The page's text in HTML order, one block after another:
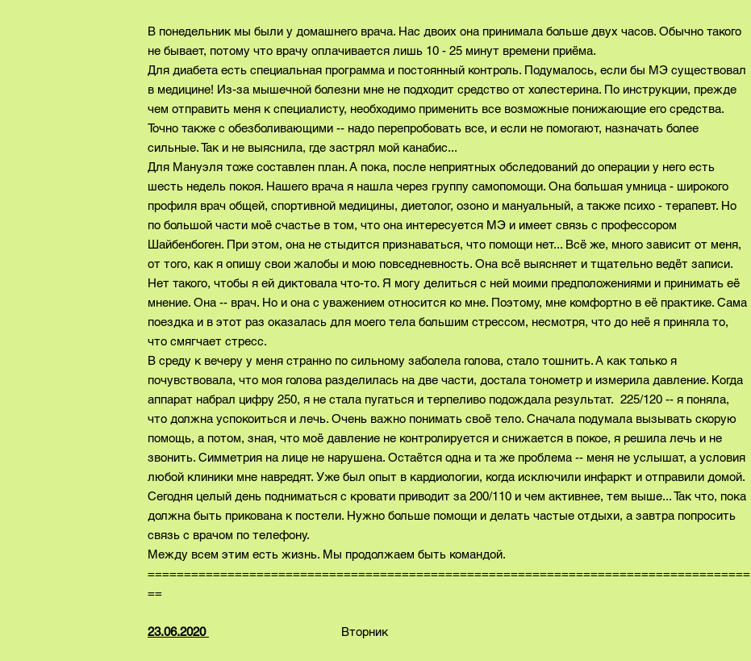
В понедельник мы были у домашнего врача. Нас двоих она принимала больше двух часов. Обычно такого
не бывает, потому что врачу оплачивается лишь 10 - 25 минут времени приёма.
Для диабета есть специальная программа и постоянный контроль. Подумалось, если бы МЭ существовал
в медицине! Из-за мышечной болезни мне не подходит средство от холестерина. По инструкции, прежде
чем отправить меня к специалисту, необходимо применить все возможные понижающие его средства.
Точно также с обезболивающими -- надо перепробовать все, и если не помогают, назначать более
сильные. Так и не выяснила, где застрял мой канабис...
Для Мануэля тоже составлен план. А пока, после неприятных обследований до операции у него есть
шесть недель покоя. Нашего врача я нашла через группу самопомощи. Она большая умница - широкого
профиля врач общей, спортивной медицины, диетолог, озоно и мануальный, а также психо - терапевт. Но
по большой части моё счастье в том, что она интересуется МЭ и имеет связь с профессором
Шайбенбоген. При этом, она не стыдится признаваться, что помощи нет... Всё же, много зависит от меня,
от того, как я опишу свои жалобы и мою повседневность. Она всё выясняет и тщательно ведёт записи.
Нет такого, чтобы я ей диктовала что-то. Я могу делиться с ней моими предположениями и принимать её
мнение. Она -- врач. Но и она с уважением относится ко мне. Поэтому, мне комфортно в её практике. Сама
поездка и в этот раз оказалась для моего тела большим стрессом, несмотря, что до неё я приняла то,
что смягчает стресс.
В среду к вечеру у меня странно по сильному заболела голова, стало тошнить. А как только я
почувствовала, что моя голова разделилась на две части, достала тонометр и измерила давление. Когда
аппарат набрал цифру 250, я не стала пугаться и терпеливо подождала результат. 225/120 -- я поняла,
что должна успокоиться и лечь. Очень важно понимать своё тело. Сначала подумала вызывать скорую
помощь, а потом, зная, что моё давление не контролируется и снижается в покое, я решила лечь и не
звонить. Симметрия на лице не нарушена. Остаётся одна и та же проблема -- меня не услышат, а условия
любой клиники мне навредят. Уже был опыт в кардиологии, когда исключили инфаркт и отправили домой.
Сегодня целый день подниматься с кровати приводит за 200/110 и чем активнее, тем выше... Так что, пока
должна быть прикована к постели. Нужно больше помощи и делать частые отдыхи, а завтра попросить
связь с врачом по телефону.
Между всем этим есть жизнь. Мы продолжаем быть командой.
===================================================================================
==
23.06.2020 Вторник